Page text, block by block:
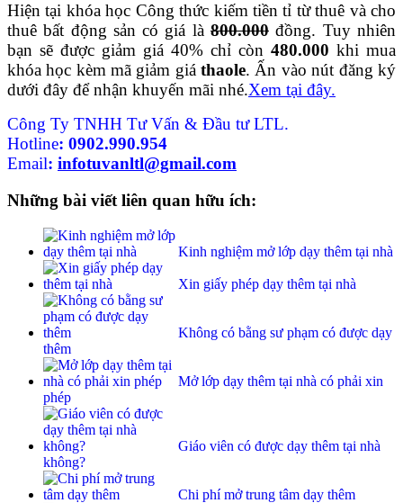
Hiện tại khóa học Công thức kiếm tiền tỉ từ thuê và cho
thuê bất động sản có giá là 800.000 đồng. Tuy nhiên
bạn sẽ được giảm giá 40% chỉ còn 480.000 khi mua
khóa học kèm mã giảm giá thaole. Ấn vào nút đăng ký
dưới đây để nhận khuyến mãi nhé.Xem tại đây.
Công Ty TNHH Tư Vấn & Đầu tư LTL.
Hotline: 0902.990.954
Email: infotuvanltl@gmail.com
Những bài viết liên quan hữu ích:
Kinh nghiệm mở lớp dạy thêm tại nhà
Xin giấy phép dạy thêm tại nhà
Không có bằng sư phạm có được dạy
thêm
Mở lớp dạy thêm tại nhà có phải xin
phép
Giáo viên có được dạy thêm tại nhà
không?
Chi phí mở trung tâm dạy thêm